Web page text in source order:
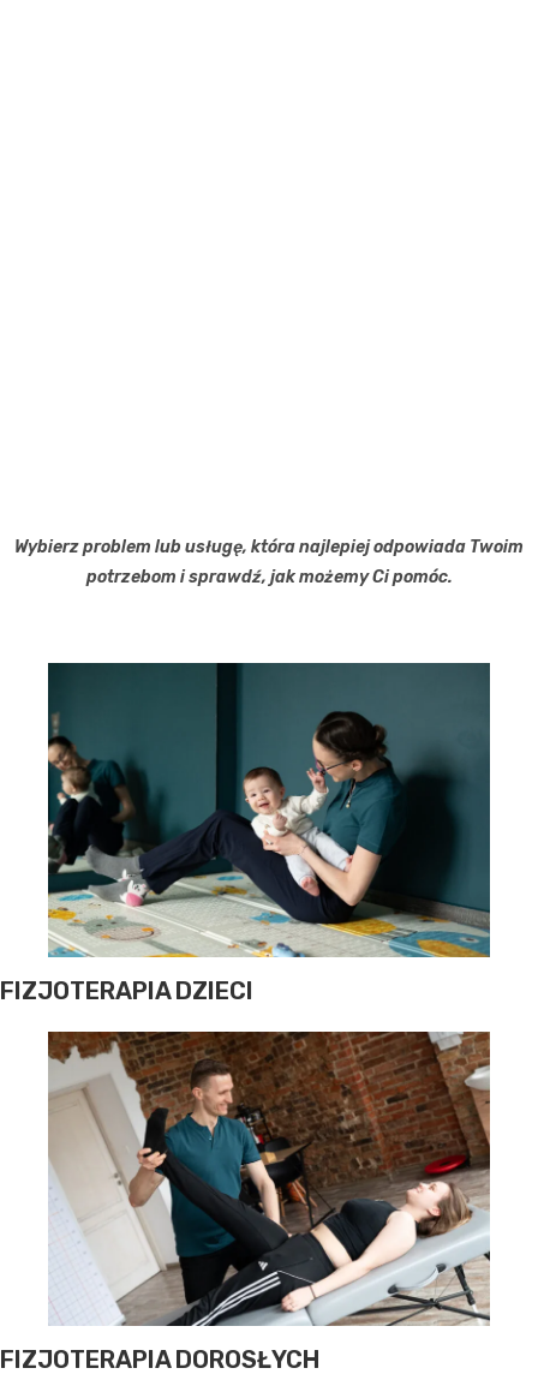
Wybierz problem lub usługę, która najlepiej odpowiada Twoim
potrzebom i sprawdź, jak możemy Ci pomóc.
FIZJOTERAPIA DZIECI
FIZJOTERAPIA DOROSŁYCH